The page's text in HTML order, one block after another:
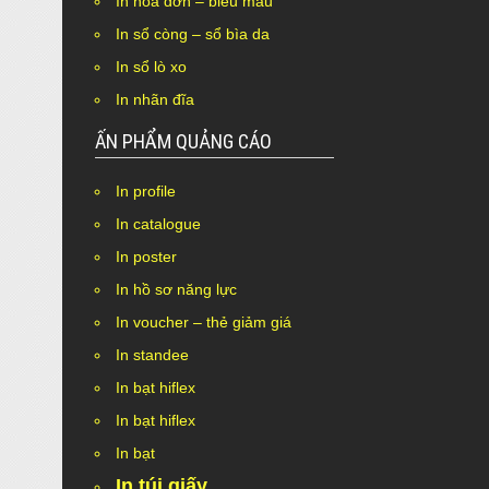
In sổ còng – sổ bìa da
In sổ lò xo
In nhãn đĩa
ẤN PHẨM QUẢNG CÁO
In profile
In catalogue
In poster
In hồ sơ năng lực
In voucher – thẻ giảm giá
In standee
In bạt hiflex
In bạt hiflex
In bạt